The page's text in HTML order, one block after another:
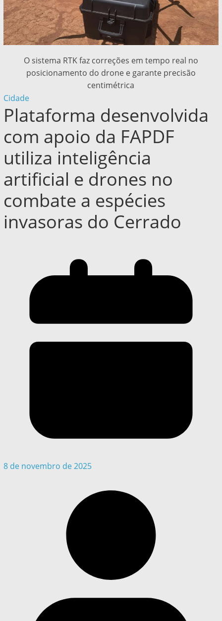
O sistema RTK faz correções em tempo real no
posicionamento do drone e garante precisão
centimétrica
Cidade
Plataforma desenvolvida
com apoio da FAPDF
utiliza inteligência
artificial e drones no
combate a espécies
invasoras do Cerrado
8 de novembro de 2025